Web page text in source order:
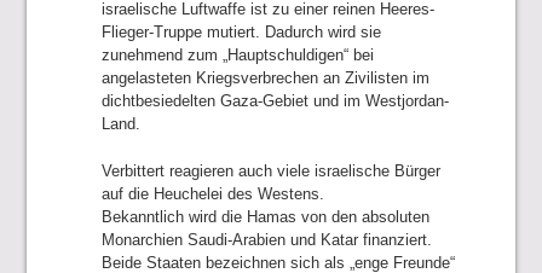
israelische Luftwaffe ist zu einer reinen Heeres-
Flieger-Truppe mutiert. Dadurch wird sie
zunehmend zum „Hauptschuldigen“ bei
angelasteten Kriegsverbrechen an Zivilisten im
dichtbesiedelten Gaza-Gebiet und im Westjordan-
Land.
Verbittert reagieren auch viele israelische Bürger
auf die Heuchelei des Westens.
Bekanntlich wird die Hamas von den absoluten
Monarchien Saudi-Arabien und Katar finanziert.
Beide Staaten bezeichnen sich als „enge Freunde“